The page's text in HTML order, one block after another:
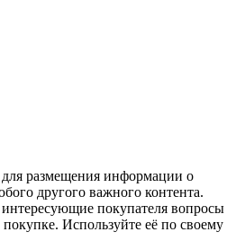
размещения информации о
другого важного контента.
покупателя вопросы
покупке. Используйте её по своему